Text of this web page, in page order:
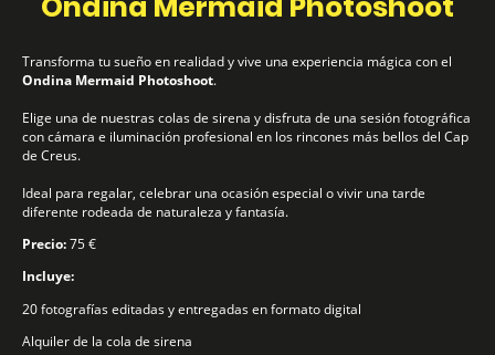
Transforma tu sueño en realidad y vive una experiencia mágica con el
Ondina Mermaid Photoshoot.
Elige una de nuestras colas de sirena y disfruta de una sesión fotográfica
con cámara e iluminación profesional en los rincones más bellos del Cap
de Creus.
Ideal para regalar, celebrar una ocasión especial o vivir una tarde
diferente rodeada de naturaleza y fantasía.
Precio:75 €
Incluye:
20 fotografías editadas y entregadas en formato digital
Alquiler de la cola de sirena